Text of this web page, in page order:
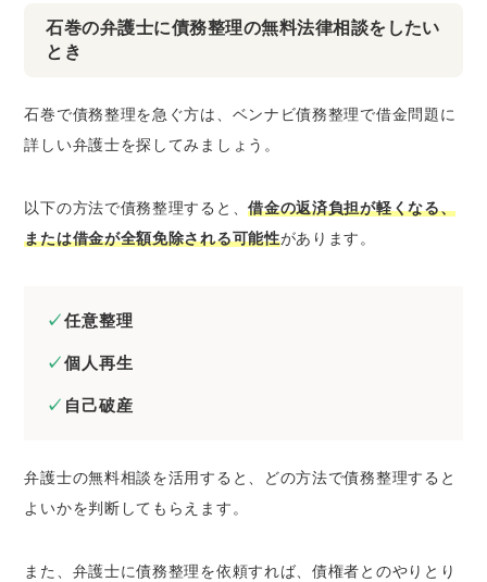
石巻の弁護士に債務整理の無料法律相談をしたい
とき
石巻で債務整理を急ぐ方は、ベンナビ債務整理で借金問題に
詳しい弁護士を探してみましょう。
以下の方法で債務整理すると、借金の返済負担が軽くなる、
または借金が全額免除される可能性があります。
任意整理
個人再生
自己破産
弁護士の無料相談を活用すると、どの方法で債務整理すると
よいかを判断してもらえます。
また、弁護士に債務整理を依頼すれば、債権者とのやりとり